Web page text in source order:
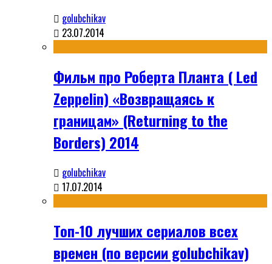
golubchikav
23.07.2014
Фильм про Роберта Планта ( Led
Zeppelin) «Возвращаясь к
границам» (Returning to the
Borders) 2014
golubchikav
17.07.2014
Топ-10 лучших сериалов всех
времен (по версии golubchikav)